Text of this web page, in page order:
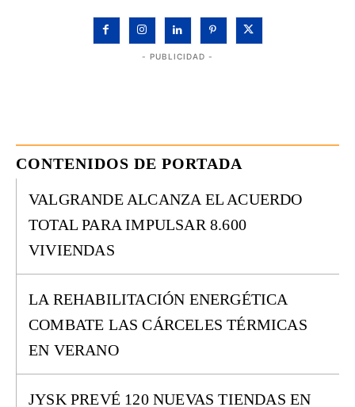
- PUBLICIDAD -
CONTENIDOS DE PORTADA
VALGRANDE ALCANZA EL ACUERDO
TOTAL PARA IMPULSAR 8.600
VIVIENDAS
LA REHABILITACIÓN ENERGÉTICA
COMBATE LAS CÁRCELES TÉRMICAS
EN VERANO
JYSK PREVÉ 120 NUEVAS TIENDAS EN